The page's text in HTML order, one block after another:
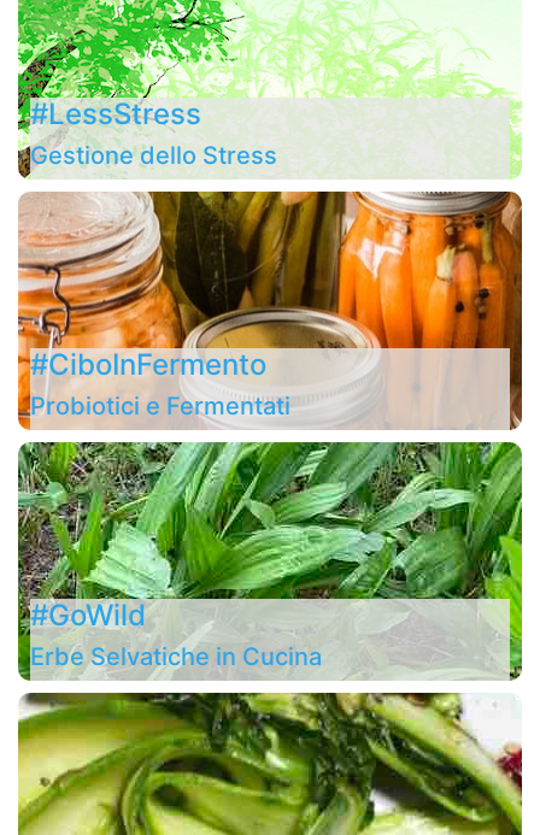
#LessStress
Gestione dello Stress
#CiboInFermento
Probiotici e Fermentati
#GoWild
Erbe Selvatiche in Cucina